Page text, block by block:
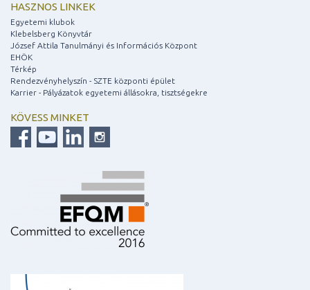
HASZNOS LINKEK
Egyetemi klubok
Klebelsberg Könyvtár
József Attila Tanulmányi és Információs Központ
EHÖK
Térkép
Rendezvényhelyszín - SZTE központi épület
Karrier - Pályázatok egyetemi állásokra, tisztségekre
KÖVESS MINKET